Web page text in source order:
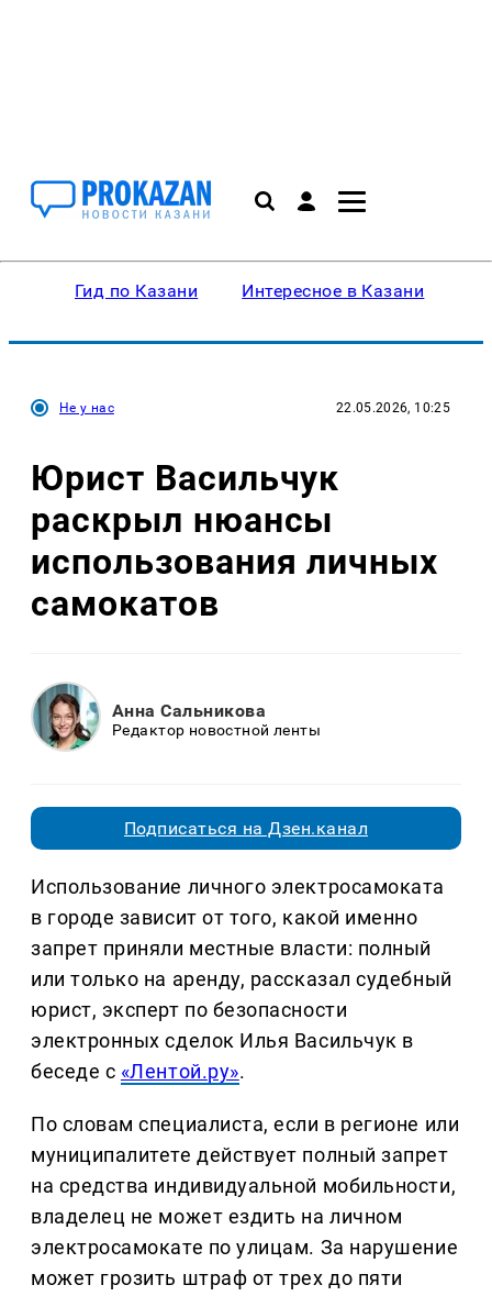
Гид по Казани Интересное в Казани
Не у нас 22.05.2026, 10:25
Юрист Васильчук
раскрыл нюансы
использования личных
самокатов
Анна Сальникова
Редактор новостной ленты
Подписаться на Дзен.канал
Использование личного электросамоката
в городе зависит от того, какой именно
запрет приняли местные власти: полный
или только на аренду, рассказал судебный
юрист, эксперт по безопасности
электронных сделок Илья Васильчук в
беседе с «Лентой.ру».
По словам специалиста, если в регионе или
муниципалитете действует полный запрет
на средства индивидуальной мобильности,
владелец не может ездить на личном
электросамокате по улицам. За нарушение
может грозить штраф от трех до пяти